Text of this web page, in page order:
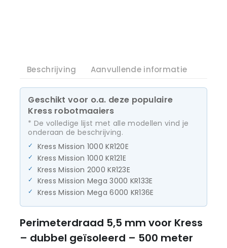
Beschrijving Aanvullende informatie
Geschikt voor o.a. deze populaire
Kress robotmaaiers
* De volledige lijst met alle modellen vind je
onderaan de beschrijving.
Kress Mission 1000 KR120E
Kress Mission 1000 KR121E
Kress Mission 2000 KR123E
Kress Mission Mega 3000 KR133E
Kress Mission Mega 6000 KR136E
Perimeterdraad 5,5 mm voor Kress
– dubbel geïsoleerd – 500 meter